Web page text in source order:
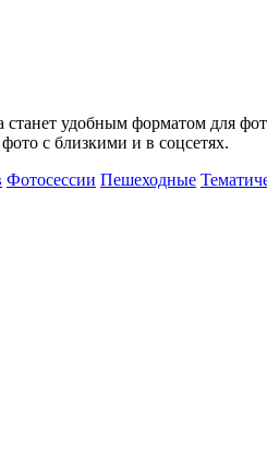
удобным форматом для
с близкими и в соцсетях.
Фотосессии Пешеходные